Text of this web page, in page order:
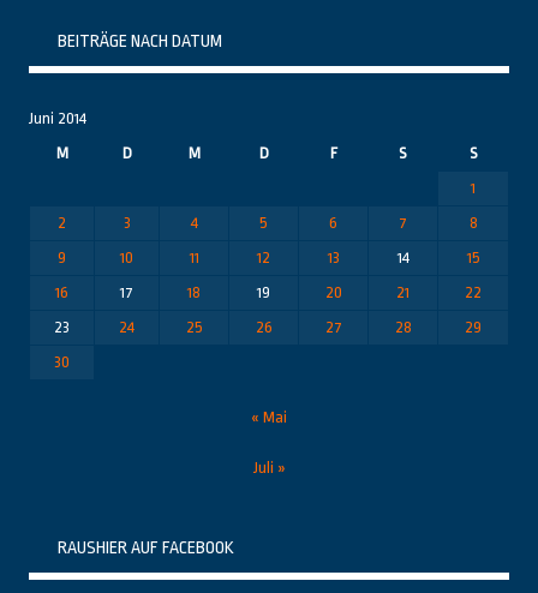
BEITRÄGE NACH DATUM
Juni 2014
M
D M D F S
S
1
2
3 4 5 6 7
8
9
10 11 12 13 14
15
16
17 18 19 20 21
22
23
24 25 26 27 28
29
30
« Mai
Juli »
RAUSHIER AUF FACEBOOK